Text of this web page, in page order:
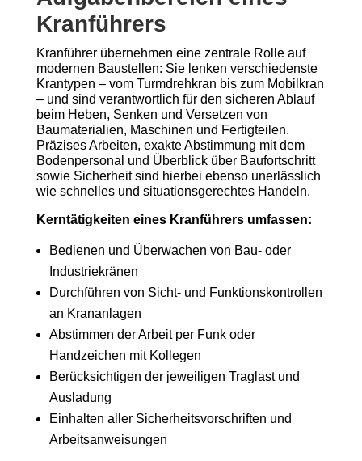
Kranführers
Kranführer übernehmen eine zentrale Rolle auf
modernen Baustellen: Sie lenken verschiedenste
Krantypen – vom Turmdrehkran bis zum Mobilkran
– und sind verantwortlich für den sicheren Ablauf
beim Heben, Senken und Versetzen von
Baumaterialien, Maschinen und Fertigteilen.
Präzises Arbeiten, exakte Abstimmung mit dem
Bodenpersonal und Überblick über Baufortschritt
sowie Sicherheit sind hierbei ebenso unerlässlich
wie schnelles und situationsgerechtes Handeln.
Kerntätigkeiten eines Kranführers umfassen:
Bedienen und Überwachen von Bau- oder
Industriekränen
Durchführen von Sicht- und Funktionskontrollen
an Krananlagen
Abstimmen der Arbeit per Funk oder
Handzeichen mit Kollegen
Berücksichtigen der jeweiligen Traglast und
Ausladung
Einhalten aller Sicherheitsvorschriften und
Arbeitsanweisungen